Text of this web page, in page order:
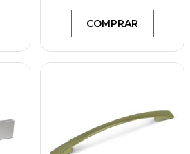
COMPRAR